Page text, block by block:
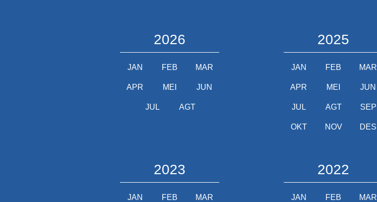
2026
JAN FEB MAR
APR MEI JUN
JUL AGT
2025
JAN FEB MAR
APR MEI JUN
JUL AGT SEP
OKT NOV DES
2023
JAN FEB MAR
2022
JAN FEB MAR